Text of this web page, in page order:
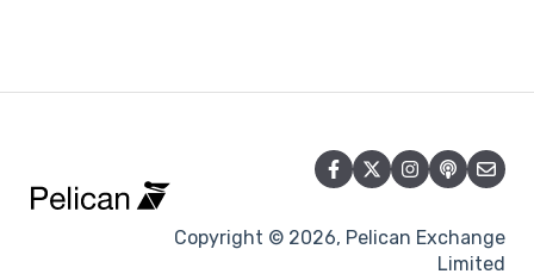
Copyright © 2026, Pelican Exchange
Limited